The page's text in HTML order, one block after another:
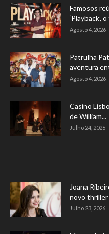
Famosos
‘Playback’,
Agosto 4, 2026
Patrulha
aventura
Agosto 4, 2026
Casino
de William...
Julho 24, 2026
Joana
novo thriller
Julho 23, 2026